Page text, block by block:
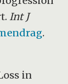
Int J
.
in